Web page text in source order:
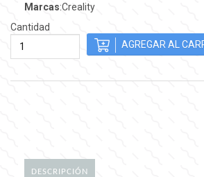
Marcas:Creality
Cantidad
DESCRIPCIÓN